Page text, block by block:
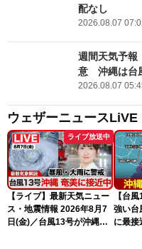
配なし
2026.08.07
週間天気予
意 沖縄は台
2026.08.07
ウェザーニュースLiVE
ライブ放送中
【ライブ】最新天気ニュー
ス・地震情報 2026年8月7
日(金)／台風13号が沖縄・
【台
強い台
に最接